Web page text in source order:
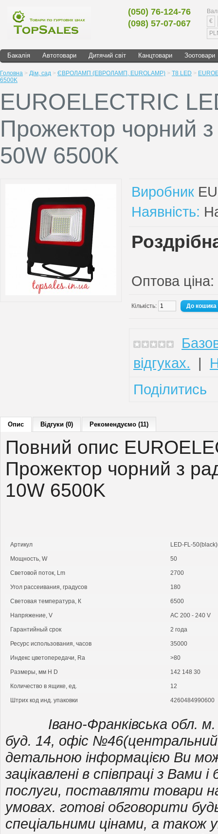
(050) 76-124-76
(098) 57-07-067
€
Бакалія Автотовари Дитячий світ Канцтовари Зоотовари
Головна > Дім, сад > ЄВРОЛАМП (ЕВРОЛАМП, EUROLAMP) > T8 LED >
6500K
EUROELECTRIC
Прожектор чорний
50W 6500K
Виробник
Наявність:
Оптова
Кількість:
відгуках. |
Поділитись
Опис Відгуки (0) Рекомендуємо (11)
Повний опис
Прожектор чорний з
10W 6500K
Артикул LED-FL-
Мощность, W 50
Cветовой поток, Lm 2700
Угол рассеивания, градусов 180
Световая температура, К 6500
Напряжение, V AC 200 - 240 V
Гарантийный срок 2 года
Ресурс использования, часов 35000
Индекс цветопередачи, Ra >80
Размеры, мм H D 142 148 30
Количество в ящике, ед. 12
Штрих код инд. упаковки 4260484990600
Івано-Франківська обл. м.
буд. 14, офіс
детальною інформацією Ви
зацікавлені в співпраці з Вами
послуги, поставляти товари
умовах. готові обговорити будь
спеціальними цінами, а також